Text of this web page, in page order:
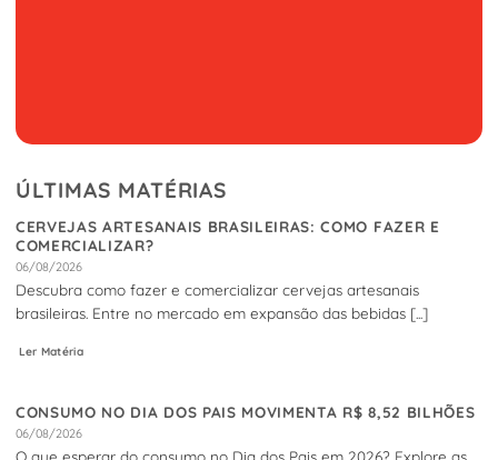
ÚLTIMAS MATÉRIAS
CERVEJAS ARTESANAIS BRASILEIRAS: COMO FAZER E
COMERCIALIZAR?
06/08/2026
Descubra como fazer e comercializar cervejas artesanais
brasileiras. Entre no mercado em expansão das bebidas [...]
Ler Matéria
CONSUMO NO DIA DOS PAIS MOVIMENTA R$ 8,52 BILHÕES
06/08/2026